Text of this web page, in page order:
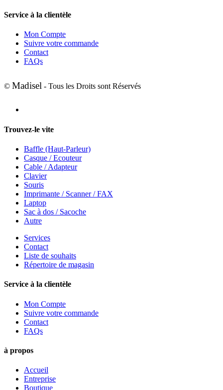
Service à la clientèle
Mon Compte
Suivre votre commande
Contact
FAQs
© Madisel - Tous les Droits sont Réservés
Trouvez-le vite
Baffle (Haut-Parleur)
Casque / Ecouteur
Cable / Adapteur
Clavier
Souris
Imprimante / Scanner / FAX
Laptop
Sac à dos / Sacoche
Autre
Services
Contact
Liste de souhaits
Répertoire de magasin
Service à la clientèle
Mon Compte
Suivre votre commande
Contact
FAQs
à propos
Accueil
Entreprise
Boutique